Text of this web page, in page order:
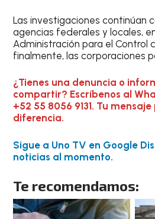
Las investigaciones continúan
agencias federales y locales,
Administración para el Control
finalmente, las corporaciones
¿Tienes una denuncia o
compartir? Escríbenos al
+52 55 8056 9131. Tu
diferencia.
Sigue a Uno TV en Google
noticias al momento.
Te recomendamos: